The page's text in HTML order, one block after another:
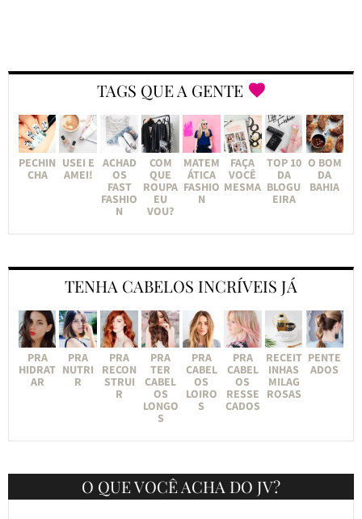
TAGS QUE A GENTE
PECHIN
CHA
USEI E
AMEI!
ACHAD
OS
FAST
FASHIO
N
COM
QUE
ROUPA
EU
VOU?
MATEM
ÁTICA
FASHIO
N
FAÇA
VOCÊ
MESMA
TOP 10
DA
BLOGU
EIRA
O BOM
DA
BAHIA
TENHA CABELOS INCRÍVEIS JÁ
PRA
HIDRAT
AR
PRA
NUTRI
R
PRA
RECON
STRUI
R
PRA
TER
CABEL
OS
LONGO
S
PRA
CABEL
OS
LOIRO
S
PRA
CABEL
OS
RESSE
CADOS
RECEIT
INHAS
MILAG
ROSAS
PENTE
ADOS
O QUE VOCÊ ACHA DO JV?